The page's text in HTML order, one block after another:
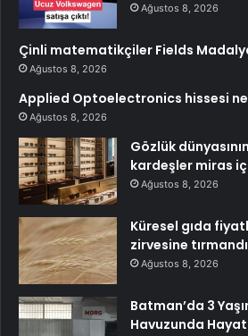
Ağustos 8, 2026
Çinli matematikçiler Fields
Ağustos 8, 2026
Applied Optoelectronics hissesi
Ağustos 8, 2026
Gözlük
kardeşler miras
Ağustos 8, 2026
Küresel gıda
zirvesine tırmandı
Ağustos 8, 2026
Batman’da 3
Havuzunda